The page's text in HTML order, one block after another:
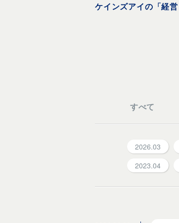
ケインズアイの「経
すべて
2026.03
2023.04